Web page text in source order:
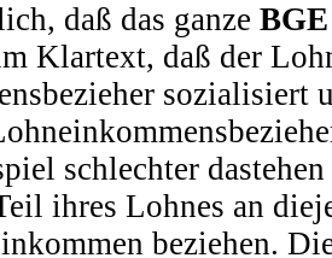
daß das ganze
Klartext, daß der
sozialisiert
schlechter
ihres Lohnes an
beziehen.